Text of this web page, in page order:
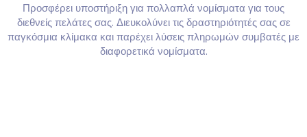
Προσφέρει υποστήριξη για πολλαπλά νομίσματα για τους
διεθνείς πελάτες σας. Διευκολύνει τις δραστηριότητές σας σε
παγκόσμια κλίμακα και παρέχει λύσεις πληρωμών συμβατές με
διαφορετικά νομίσματα.